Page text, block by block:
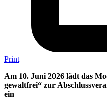
Print
Am 10. Juni 2026 lädt das
gewaltfrei“ zur
ein